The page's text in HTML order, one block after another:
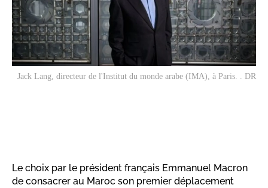
Jack Lang, directeur de l'Institut du monde arabe (IMA), à Paris. . DR
Le choix par le président français Emmanuel Macron
de consacrer au Maroc son premier déplacement